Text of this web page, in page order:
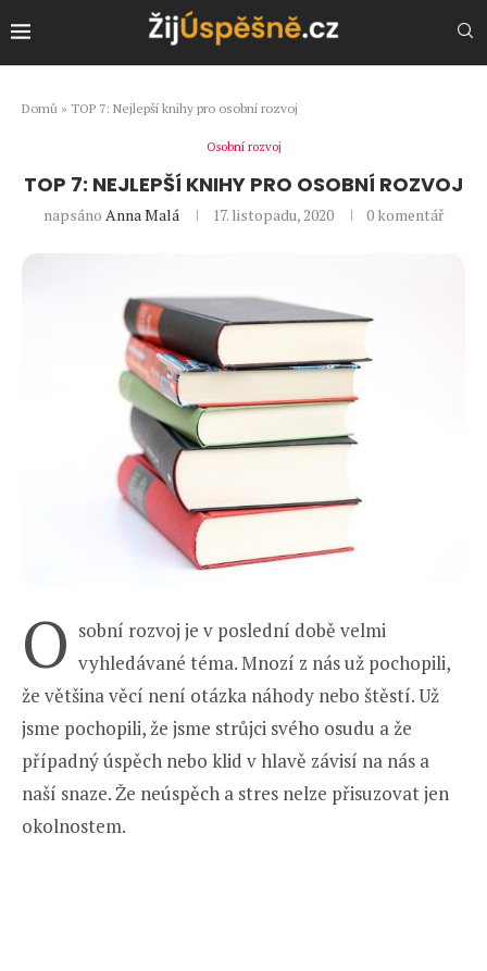
Domů » TOP 7: Nejlepší knihy pro osobní rozvoj
Osobní rozvoj
TOP 7: NEJLEPŠÍ KNIHY PRO OSOBNÍ ROZVOJ
napsáno Anna Malá 17. listopadu, 2020 0 komentář
O sobní rozvoj je v poslední době velmi
vyhledávané téma. Mnozí z nás už pochopili,
že většina věcí není otázka náhody nebo štěstí. Už
jsme pochopili, že jsme strůjci svého osudu a že
případný úspěch nebo klid v hlavě závisí na nás a
naší snaze. Že neúspěch a stres nelze přisuzovat jen
okolnostem.